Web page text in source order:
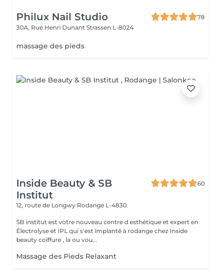
Philux Nail Studio
78
30A, Rue Henri Dunant Strassen L-8024
massage des pieds
Inside Beauty & SB
Institut
60
12, route de Longwy Rodange L-4830
SB institut est votre nouveau centre d esthétique et expert en
Électrolyse et IPL qui s'est implanté à rodange chez Inside
beauty coiffure , la ou vou...
Massage des Pieds Relaxant